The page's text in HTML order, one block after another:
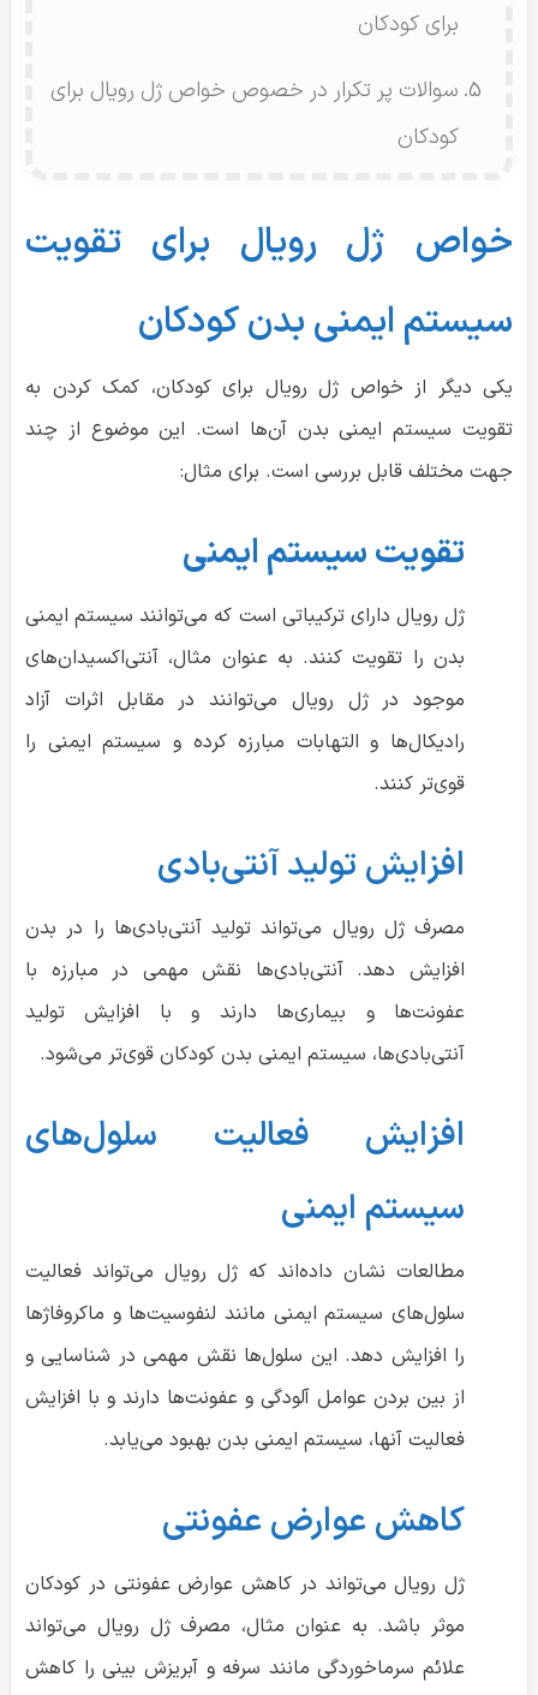
برای کودکان
سوالات پر تکرار در خصوص خواص ژل رویال برای
کودکان
خواص ژل رویال برای تقویت
سیستم ایمنی بدن کودکان
یکی دیگر از خواص ژل رویال برای کودکان، کمک کردن به
تقویت سیستم ایمنی بدن آن‌ها است. این موضوع از چند
جهت مختلف قابل بررسی است. برای مثال:
تقویت سیستم ایمنی
ژل رویال دارای ترکیباتی است که می‌توانند سیستم ایمنی
بدن را تقویت کنند. به عنوان مثال، آنتی‌اکسیدان‌های
موجود در ژل رویال می‌توانند در مقابل اثرات آزاد
رادیکال‌ها و التهابات مبارزه کرده و سیستم ایمنی را
قوی‌تر کنند.
افزایش تولید آنتی‌بادی
مصرف ژل رویال می‌تواند تولید آنتی‌بادی‌ها را در بدن
افزایش دهد. آنتی‌بادی‌ها نقش مهمی در مبارزه با
عفونت‌ها و بیماری‌ها دارند و با افزایش تولید
آنتی‌بادی‌ها، سیستم ایمنی بدن کودکان قوی‌تر می‌شود.
افزایش فعالیت سلول‌های
سیستم ایمنی
مطالعات نشان داده‌اند که ژل رویال می‌تواند فعالیت
سلول‌های سیستم ایمنی مانند لنفوسیت‌ها و ماکروفاژها
را افزایش دهد. این سلول‌ها نقش مهمی در شناسایی و
از بین بردن عوامل آلودگی و عفونت‌ها دارند و با افزایش
فعالیت آنها، سیستم ایمنی بدن بهبود می‌یابد.
کاهش عوارض عفونتی
ژل رویال می‌تواند در کاهش عوارض عفونتی در کودکان
موثر باشد. به عنوان مثال، مصرف ژل رویال می‌تواند
علائم سرماخوردگی مانند سرفه و آبریزش بینی را کاهش